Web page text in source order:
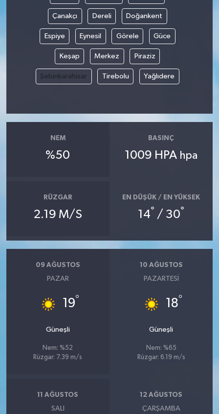
Çanakçı Dereli Doğankent
Espiye Eynesil Görele Güce
Keşap Merkez Piraziz
Şebinkarahisar Tirebolu Yağlıdere
NEM
%50
BASINÇ
1009 HPA hpa
RÜZGAR
2.19 M/S
EN DÜŞÜK / EN YÜKSEK
14° / 30°
09 AĞUSTOS
PAZAR
19°
Güneşli
Nem: %52
Rüzgar: 7.39 m/s
10 AĞUSTOS
PAZARTESI
18°
Güneşli
Nem: %65
Rüzgar: 6.19 m/s
11 AĞUSTOS
SALI
12 AĞUSTOS
ÇARŞAMBA